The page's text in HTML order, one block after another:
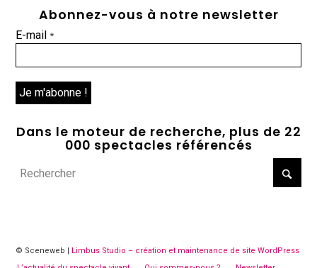
Abonnez-vous à notre newsletter
E-mail*
Dans le moteur de recherche, plus de 22
000 spectacles référencés
© Sceneweb | Limbus Studio – création et maintenance de site WordPress